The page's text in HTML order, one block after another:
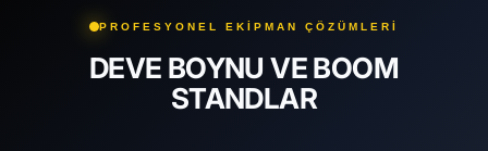
PROFESYONEL EKİPMAN ÇÖZÜMLERİ
DEVE BOYNU VE BOOM
STANDLAR